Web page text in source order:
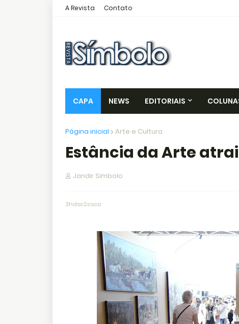
A Revista Contato
CAPA NEWS EDITORIAIS
Página inicial Arte e Cultura
Estância da Arte
Jandir Simbolo
3hdsc2csco